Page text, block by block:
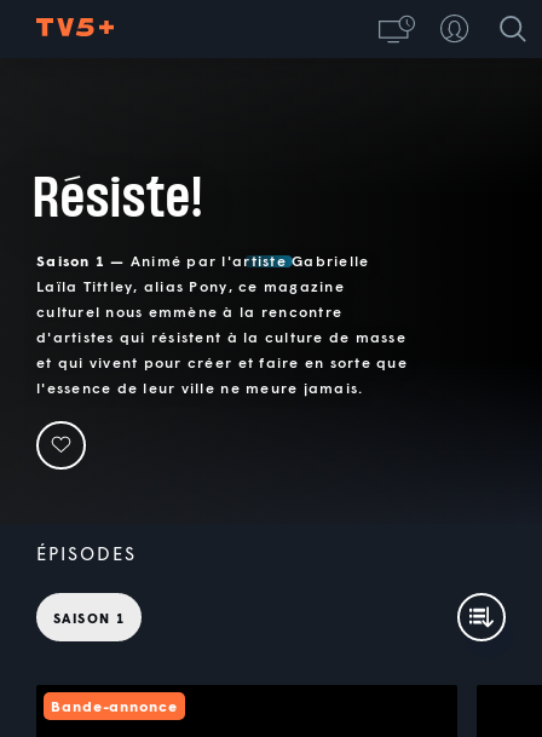
Résiste!
Saison 1 — Animé par l'artiste Gabrielle
Laïla Tittley, alias Pony, ce magazine
culturel nous emmène à la rencontre
d'artistes qui résistent à la culture de masse
et qui vivent pour créer et faire en sorte que
l'essence de leur ville ne meure jamais.
ÉPISODES
SAISON 1
Bande-annonce